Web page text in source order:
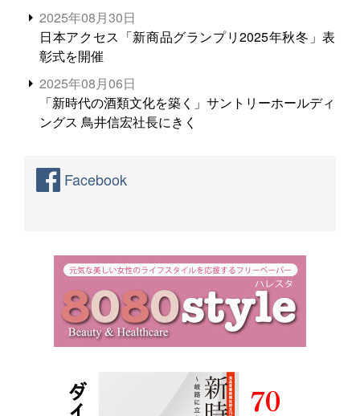
2025年08月30日
日本アクセス「新商品グランプリ2025年秋冬」表
彰式を開催
2025年08月06日
「新時代の酒類文化を築く」サントリーホールディ
ングス 鳥井信宏社長にきく
Facebook